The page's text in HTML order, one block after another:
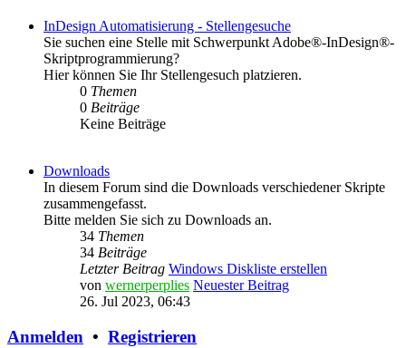
InDesign Automatisierung - Stellengesuche
Sie suchen eine Stelle mit Schwerpunkt Adobe®-InDesign®-
Skriptprogrammierung?
Hier können Sie Ihr Stellengesuch platzieren.
0 Themen
0 Beiträge
Keine Beiträge
Downloads
In diesem Forum sind die Downloads verschiedener Skripte
zusammengefasst.
Bitte melden Sie sich zu Downloads an.
34 Themen
34 Beiträge
Letzter Beitrag Windows Diskliste erstellen
von wernerperplies Neuester Beitrag
26. Jul 2023, 06:43
Anmelden • Registrieren